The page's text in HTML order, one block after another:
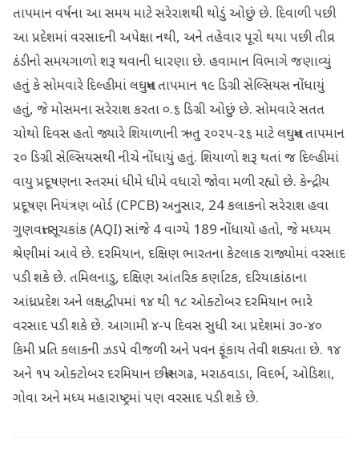
તાપમાન વર્ષના આ સમય માટે સરેરાશથી થોડું ઓછું છે. દિવાળી પછી
આ પ્રદેશમાં વરસાદની અપેક્ષા નથી, અને તહેવાર પૂરો થયા પછી તીવ્ર
ઠંડીનો સમયગાળો શરૂ થવાની ધારણા છે. હવામાન વિભાગે જણાવ્યું
હતું કે સોમવારે દિલ્હીમાં લઘુત્તમ તાપમાન ૧૯ ડિગ્રી સેલ્સિયસ નોંધાયું
હતું, જે મોસમના સરેરાશ કરતા ૦.૬ ડિગ્રી ઓછું છે. સોમવારે સતત
ચોથો દિવસ હતો જ્યારે શિયાળાની ઋતુ ૨૦૨૫-૨૬ માટે લઘુત્તમ તાપમાન
૨૦ ડિગ્રી સેલ્સિયસથી નીચે નોંધાયું હતું. શિયાળો શરૂ થતાં જ દિલ્હીમાં
વાયુ પ્રદૂષણના સ્તરમાં ધીમે ધીમે વધારો જોવા મળી રહ્યો છે. કેન્દ્રીય
પ્રદૂષણ નિયંત્રણ બોર્ડ (CPCB) અનુસાર, 24 કલાકનો સરેરાશ હવા
ગુણવત્તા સૂચકાંક (AQI) સાંજે 4 વાગ્યે 189 નોંધાયો હતો, જે મધ્યમ
શ્રેણીમાં આવે છે. દરમિયાન, દક્ષિણ ભારતના કેટલાક રાજ્યોમાં વરસાદ
પડી શકે છે. તમિલનાડુ, દક્ષિણ આંતરિક કર્ણાટક, દરિયાકાંઠાના
આંધ્રપ્રદેશ અને લક્ષદ્વીપમાં ૧૪ થી ૧૮ ઓક્ટોબર દરમિયાન ભારે
વરસાદ પડી શકે છે. આગામી ૪-૫ દિવસ સુધી આ પ્રદેશમાં ૩૦-૪૦
કિમી પ્રતિ કલાકની ઝડપે વીજળી અને પવન ફૂંકાય તેવી શક્યતા છે. ૧૪
અને ૧૫ ઓક્ટોબર દરમિયાન છત્તીસગઢ, મરાઠવાડા, વિદર્ભ, ઓડિશા,
ગોવા અને મધ્ય મહારાષ્ટ્રમાં પણ વરસાદ પડી શકે છે.